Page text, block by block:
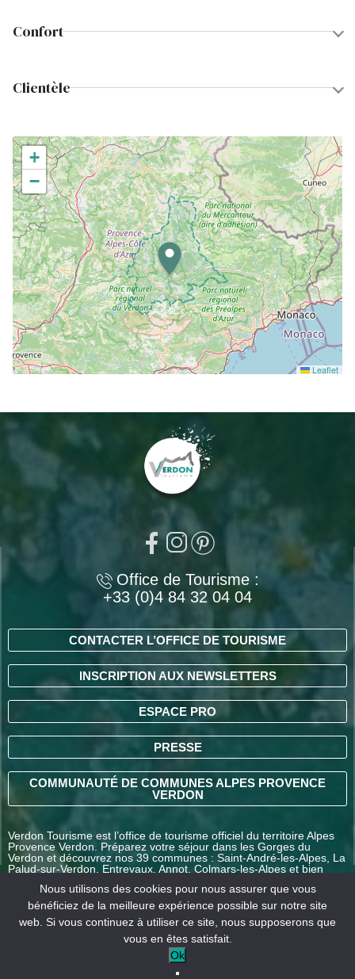
Confort
Clientèle
+
−
Leaflet
Office de Tourisme :
+33 (0)4 84 32 04 04
CONTACTER L’OFFICE DE TOURISME
INSCRIPTION AUX NEWSLETTERS
ESPACE PRO
PRESSE
COMMUNAUTÉ DE COMMUNES ALPES PROVENCE
VERDON
Verdon Tourisme est l’office de tourisme officiel du territoire Alpes
Provence Verdon. Préparez votre séjour dans les Gorges du
Verdon et découvrez nos 39 communes : Saint-André-les-Alpes, La
Palud-sur-Verdon, Entrevaux, Annot, Colmars-les-Alpes et bien
COMMENT VENIR ?
Conditions générales
Nous utilisons des cookies pour nous assurer que vous
bénéficiez de la meilleure expérience possible sur notre site
web. Si vous continuez à utiliser ce site, nous supposerons que
vous en êtes satisfait.
Ok